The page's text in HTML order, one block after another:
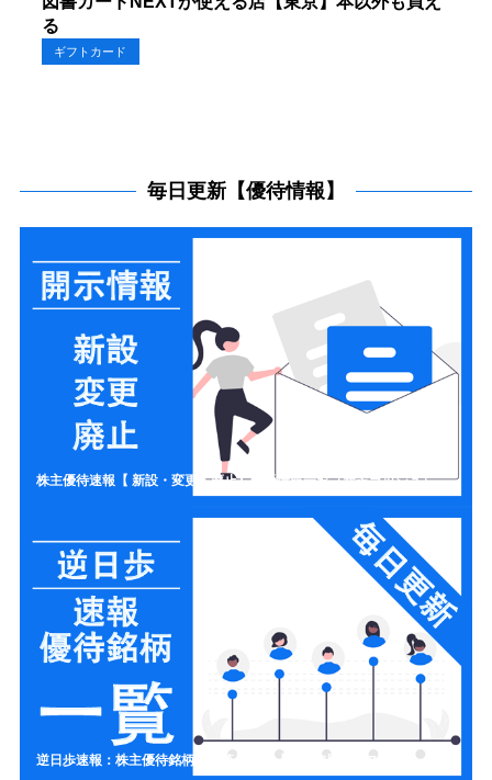
る
ギフトカード
毎日更新【優待情報】
株主優待速報【 新設・変更・廃止】開示情報一覧（新設ラッシュ）
逆日歩速報：株主優待銘柄の一覧リスト【制度信用クロス取引】